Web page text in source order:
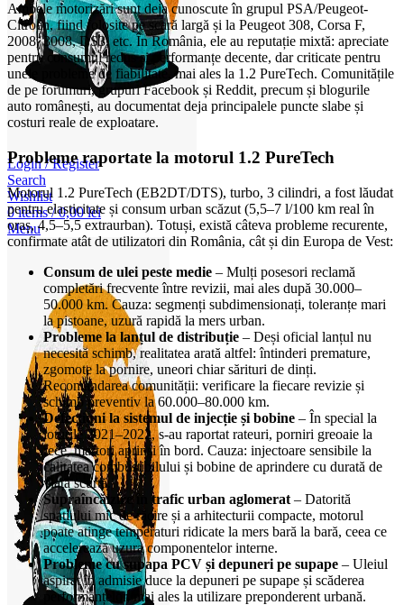
Login / Register
Search
Wishlist
0items / 0,00lei
Menu
Ambele motorizări sunt deja cunoscute în grupul PSA/Peugeot-
Citroën, fiind folosite pe scară largă și la Peugeot 308, Corsa F,
2008, 3008, DS3, etc. În România, ele au reputație mixtă: apreciate
pentru consumul redus și performanțe decente, dar criticate pentru
unele probleme de fiabilitate, mai ales la 1.2 PureTech. Comunitățile
de pe forumuri, grupuri Facebook și Reddit, precum și blogurile
auto românești, au documentat deja principalele puncte slabe și
costuri reale de exploatare.
Probleme raportate la motorul 1.2 PureTech
Motorul 1.2 PureTech (EB2DT/DTS), turbo, 3 cilindri, a fost lăudat
pentru elasticitate și consum urban scăzut (5,5–7 l/100 km real în
oraș, 4,5–5,5 extraurban). Totuși, există câteva probleme recurente,
confirmate atât de utilizatori din România, cât și din Europa de Vest:
Consum de ulei peste medie – Mulți posesori reclamă
completări frecvente între revizii, mai ales după 30.000–
50.000 km. Cauza: segmenți subdimensionați, toleranțe mari
la pistoane, uzură rapidă la mers urban.
Probleme la lanțul de distribuție – Deși oficial lanțul nu
necesită schimb, realitatea arată altfel: întinderi premature,
zgomote la pornire, uneori chiar sărituri de dinți.
Recomandarea comunității: verificare la fiecare revizie și
schimb preventiv la 60.000–80.000 km.
Defecțiuni la sistemul de injecție și bobine – În special la
loturile 2021–2022, s-au raportat rateuri, porniri greoaie la
rece, martori aprinși în bord. Cauza: injectoare sensibile la
calitatea combustibilului și bobine de aprindere cu durată de
viață scurtă.
Supraîncălzire în trafic urban aglomerat – Datorită
spațiului mic de răcire și a arhitecturii compacte, motorul
poate atinge temperaturi ridicate la mers bară la bară, ceea ce
accelerează uzura componentelor interne.
Probleme cu supapa PCV și depuneri pe supape – Uleiul
aspirat în admisie duce la depuneri pe supape și scăderea
performanțelor, mai ales la utilizare preponderent urbană.